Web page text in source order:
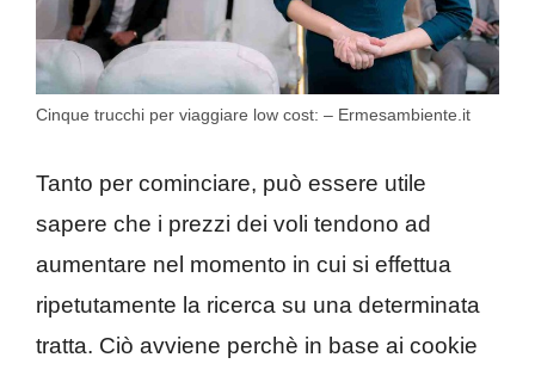
Cinque trucchi per viaggiare low cost: – Ermesambiente.it
Tanto per cominciare, può essere utile
sapere che i prezzi dei voli tendono ad
aumentare nel momento in cui si effettua
ripetutamente la ricerca su una determinata
tratta. Ciò avviene perchè in base ai cookie